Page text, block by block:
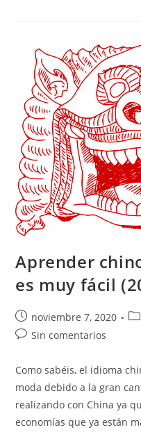
Lo
Que
Crees
Aprender
es muy fácil
Publicación
de
noviembre 7, 2020
Comentarios
la
entrada:
Sin comentarios
Como sabéis, el idioma
moda debido a la gran
realizando con China ya
economías que ya están